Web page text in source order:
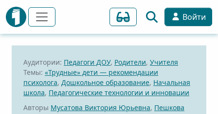
Войти
Аудитории: Педагоги ДОУ, Родители, Учителя
Темы: «Трудные» дети — рекомендации
психолога, Дошкольное образование, Начальная
школа, Педагогические технологии и инновации
Авторы Мусатова Виктория Юрьевна, Пешкова